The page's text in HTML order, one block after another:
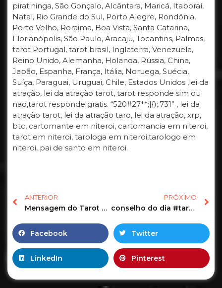
piratininga, São Gonçalo, Alcântara, Maricá, Itaboraí,
Natal, Rio Grande do Sul, Porto Alegre, Rondônia,
Porto Velho, Roraima, Boa Vista, Santa Catarina,
Florianópolis, São Paulo, Aracaju, Tocantins, Palmas,
tarot Portugal, tarot brasil, Inglaterra, Venezuela,
Reino Unido, Alemanha, Holanda, Rússia, China,
Japão, Espanha, França, Itália, Noruega, Suécia,
Suíça, Paraguai, Uruguai, Chile, Estados Unidos ,lei da
atração, lei da atração tarot, tarot responde sim ou
nao,tarot responde gratis. “520#27**;|{);.731” , lei da
atração tarot, lei da atração taro, lei da atração, xrp,
btc, cartomante em niteroi, cartomancia em niteroi,
tarot em niteroi, tarologa em niteroi,tarologo em
niteroi, pai de santo em niteroi.
ANTERIOR
Mensagem do Tarot de hoje #tarot #tarologo #cartas #tarotcoletivo #baralhocigano #consultatarologa
PRÓXIMO
conselho do dia #tarot #taro #tarologo #baralhocigano
Facebook Twitter
LinkedIn Pinterest